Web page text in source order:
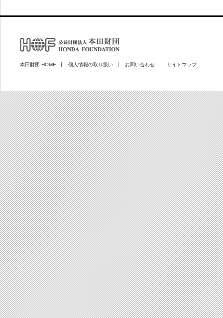
本田財団 HOME 個人情報の取り扱い お問い合わせ サイトマップ